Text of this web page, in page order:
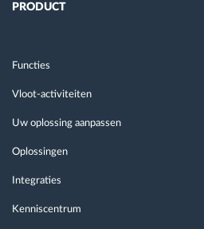
PRODUCT
Functies
Vloot-activiteiten
Uw oplossing aanpassen
Oplossingen
Integraties
Kenniscentrum